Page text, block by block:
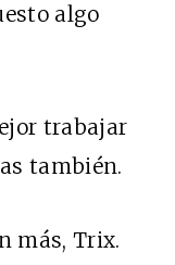
algo
trabajar
también.
más, Trix.